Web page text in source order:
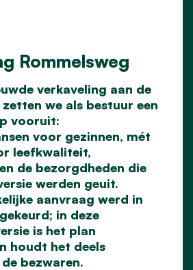
Rommelsweg
verkaveling aan de
we als bestuur een
vooruit:
voor gezinnen, mét
leefkwaliteit,
de bezorgdheden die
werden geuit.
aanvraag werd in
in deze
is het plan
houdt het deels
bezwaren.